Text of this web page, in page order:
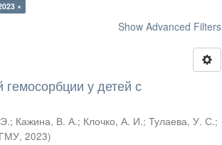
×
Show Advanced Filters
у детей с
; Кажина, В. А.; Клочко, А. И.;Тулаева, У. С.;
,2023)